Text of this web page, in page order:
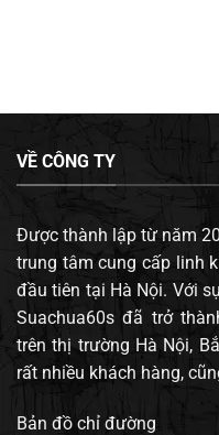
VỀ CÔNG TY
Được thành lập từ năm
trung tâm cung cấp linh
đầu tiên tại Hà Nội. Với
Suachua60s đã trở
trên thị trường Hà Nội,
rất nhiều khách hàng,
Bản đồ chỉ đường